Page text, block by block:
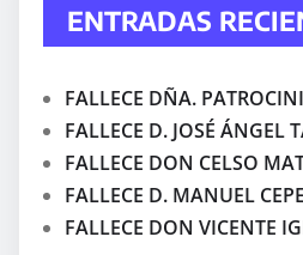
ENTRADAS
FALLECE DÑA.
FALLECE D. JOSÉ ÁNGEL
FALLECE DON CELSO
FALLECE D. MANUEL
FALLECE DON VICENTE